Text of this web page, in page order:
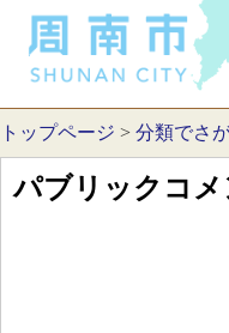
トップページ > 分類でさ
パブリックコメ